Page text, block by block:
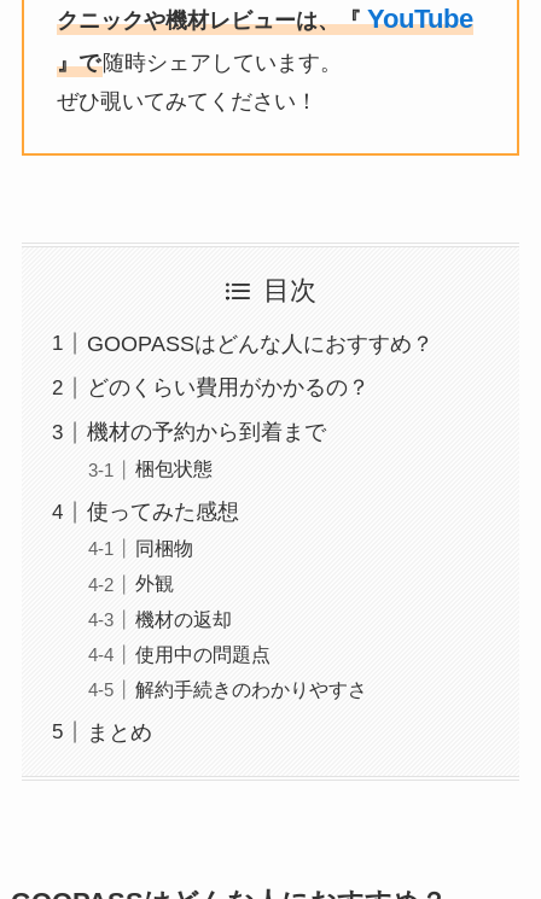
クニックや機材レビューは、『YouTube
』で随時シェアしています。
ぜひ覗いてみてください！
目次
GOOPASSはどんな人におすすめ？
どのくらい費用がかかるの？
機材の予約から到着まで
梱包状態
使ってみた感想
同梱物
外観
機材の返却
使用中の問題点
解約手続きのわかりやすさ
まとめ